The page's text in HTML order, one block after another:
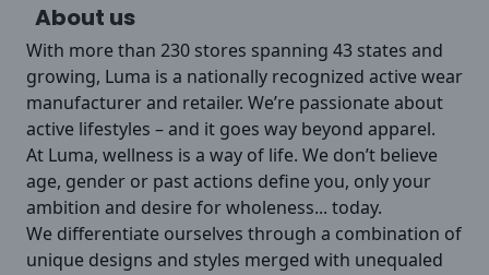
About us
With more than 230 stores spanning 43 states and
growing, Luma is a nationally recognized active wear
manufacturer and retailer. We’re passionate about
active lifestyles – and it goes way beyond apparel.
At Luma, wellness is a way of life. We don’t believe
age, gender or past actions define you, only your
ambition and desire for wholeness... today.
We differentiate ourselves through a combination of
unique designs and styles merged with unequaled